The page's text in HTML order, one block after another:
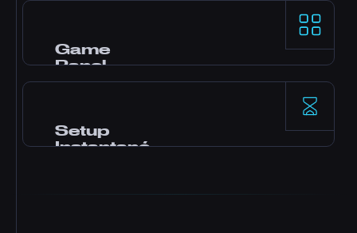
premier plan sur les game servers les plus
exigeants.
Game
Panel
backups et monitoring en temps réel.
Setup
Instantané